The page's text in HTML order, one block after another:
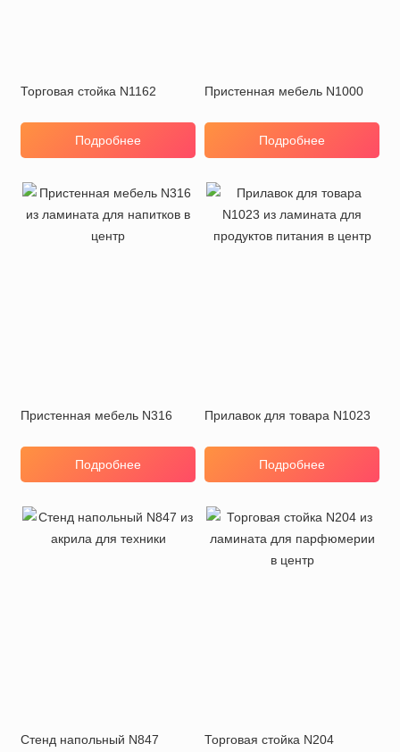
Торговая стойка N1162
Подробнее
Пристенная мебель N1000
Подробнее
Пристенная мебель N316
Подробнее
Прилавок для товара N1023
Подробнее
Стенд напольный N847 Торговая стойка N204